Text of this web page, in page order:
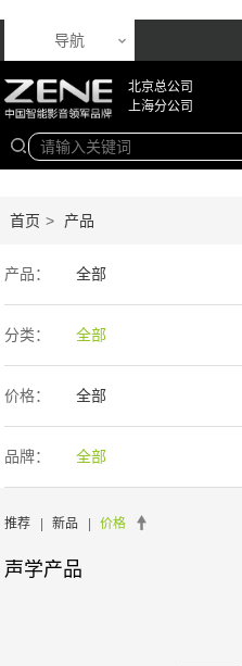
导航
北京总公司
上海分公司
首页 > 产品
产品： 全部
音响产品
专业扩声音箱
声学产品
周边产品
分类： 全部
价格： 全部
3000-9999
5万-15万
30万-50万
品牌： 全部
推荐 | 新品 | 价格
声学产品